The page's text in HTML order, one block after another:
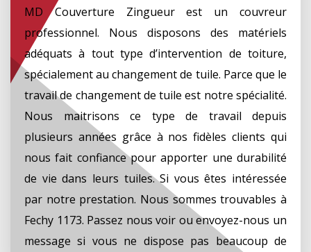
MD Couverture Zingueur est un couvreur
professionnel. Nous disposons des matériels
adéquats à tout type d’intervention de toiture,
spécialement au changement de tuile. Parce que le
travail de changement de tuile est notre spécialité.
Nous maitrisons ce type de travail depuis
plusieurs années grâce à nos fidèles clients qui
nous fait confiance pour apporter une durabilité
de vie dans leurs tuiles. Si vous êtes intéressée
par notre prestation. Nous sommes trouvables à
Fechy 1173. Passez nous voir ou envoyez-nous un
message si vous ne dispose pas beaucoup de